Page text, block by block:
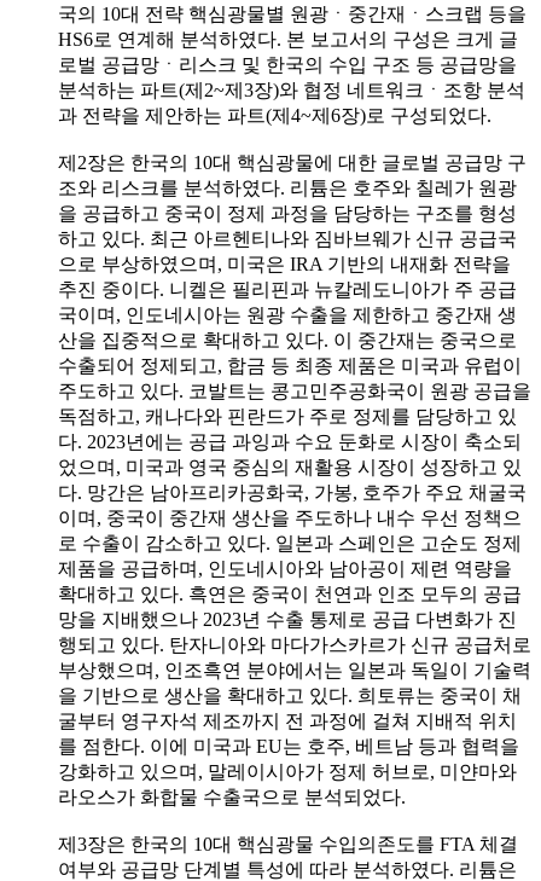
국의 10대 전략 핵심광물별 원광ㆍ중간재ㆍ스크랩 등을
HS6로 연계해 분석하였다. 본 보고서의 구성은 크게 글
로벌 공급망ㆍ리스크 및 한국의 수입 구조 등 공급망을
분석하는 파트(제2~제3장)와 협정 네트워크ㆍ조항 분석
과 전략을 제안하는 파트(제4~제6장)로 구성되었다.
제2장은 한국의 10대 핵심광물에 대한 글로벌 공급망 구
조와 리스크를 분석하였다. 리튬은 호주와 칠레가 원광
을 공급하고 중국이 정제 과정을 담당하는 구조를 형성
하고 있다. 최근 아르헨티나와 짐바브웨가 신규 공급국
으로 부상하였으며, 미국은 IRA 기반의 내재화 전략을
추진 중이다. 니켈은 필리핀과 뉴칼레도니아가 주 공급
국이며, 인도네시아는 원광 수출을 제한하고 중간재 생
산을 집중적으로 확대하고 있다. 이 중간재는 중국으로
수출되어 정제되고, 합금 등 최종 제품은 미국과 유럽이
주도하고 있다. 코발트는 콩고민주공화국이 원광 공급을
독점하고, 캐나다와 핀란드가 주로 정제를 담당하고 있
다. 2023년에는 공급 과잉과 수요 둔화로 시장이 축소되
었으며, 미국과 영국 중심의 재활용 시장이 성장하고 있
다. 망간은 남아프리카공화국, 가봉, 호주가 주요 채굴국
이며, 중국이 중간재 생산을 주도하나 내수 우선 정책으
로 수출이 감소하고 있다. 일본과 스페인은 고순도 정제
제품을 공급하며, 인도네시아와 남아공이 제련 역량을
확대하고 있다. 흑연은 중국이 천연과 인조 모두의 공급
망을 지배했으나 2023년 수출 통제로 공급 다변화가 진
행되고 있다. 탄자니아와 마다가스카르가 신규 공급처로
부상했으며, 인조흑연 분야에서는 일본과 독일이 기술력
을 기반으로 생산을 확대하고 있다. 희토류는 중국이 채
굴부터 영구자석 제조까지 전 과정에 걸쳐 지배적 위치
를 점한다. 이에 미국과 EU는 호주, 베트남 등과 협력을
강화하고 있으며, 말레이시아가 정제 허브로, 미얀마와
라오스가 화합물 수출국으로 분석되었다.
제3장은 한국의 10대 핵심광물 수입의존도를 FTA 체결
여부와 공급망 단계별 특성에 따라 분석하였다. 리튬은